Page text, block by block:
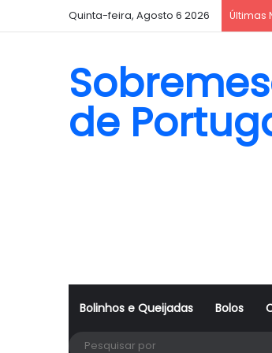
Quinta-feira, Agosto 6 2026 Últimas
de
Bolinhos e Queijadas Bolos